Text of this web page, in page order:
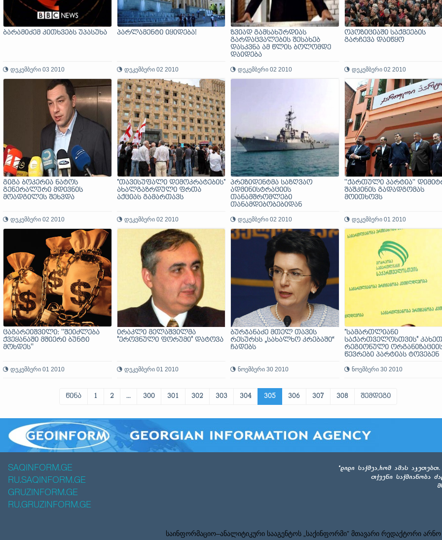
ბარამიძემ კითხვებს უპასუხა
დეკემბერი 03 2010
პარლამენტი იყიდება!
დეკემბერი 02 2010
ზვიად გამსახურდიას
გარდაცვალების შესახებ
დასკვნა ამ წლის ბოლომდე
დაიდება
დეკემბერი 02 2010
ოპოზიციაში საქმეების
გარჩევა დაიწყო
დეკემბერი 02 2010
გიგა ბოკერია ნატოს
გენერალური მდივნის
მოადგილეს შეხვდა
დეკემბერი 02 2010
"თავისუფალი დემოკრატების"
ახალგაზრდული ფრთა
აქციას გამართავს
დეკემბერი 02 2010
პრეზიდენტმა საზღვაო
ადმინისტრაციის
თანამშრომლები
თანამდებობებიდან
დეკემბერი 02 2010
''ქართული პარტია''
შაშკინის გადადგომას
მოითხოვს
დეკემბერი 01 2010
ცაგარეიშვილი: ''შეიძლება
ქვეყანაში მშიერი ბუნტი
მოხდეს''
დეკემბერი 01 2010
ირაკლი მელაშვილმა
"ეროვნული ფორუმი" დატოვა
დეკემბერი 01 2010
ბურჯანაძე მთელ თავის
რესურსს „სახალხო კრებაში“
ჩადებს
ნოემბერი 30 2010
"სამართლიანი
საქართველოსთვის"
რეგიონული
წევრები პარტიას ტოვებენ
ნოემბერი 30 2010
წინა 1 2 ... 300 301 302 303 304 305 306 307 308 შემდეგი
SAQINFORM.GE
RU.SAQINFORM.GE
GRUZINFORM.GE
RU.GRUZINFORM.GE
საინფორმაციო–ანალიტიკური სააგენტოს „საქინფორმი” მთავარი რედაქტორი